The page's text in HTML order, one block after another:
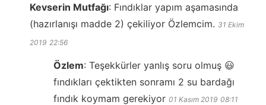
Kevserin Mutfağı: Fındıklar yapım aşamasında
(hazırlanışı madde 2) çekiliyor Özlemcim. 31 Ekim
2019 22:56
Özlem: Teşekkürler yanlış soru olmuş 😃
fındıkları çektikten sonramı 2 su bardağı
fındık koymam gerekiyor 01 Kasım 2019 08:11